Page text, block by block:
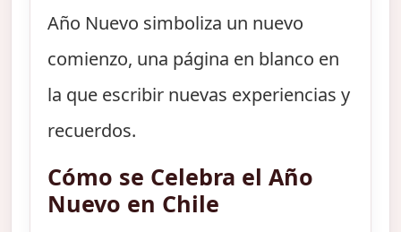
Año Nuevo simboliza un nuevo
comienzo, una página en blanco en
la que escribir nuevas experiencias y
recuerdos.
Cómo se Celebra el Año
Nuevo en Chile